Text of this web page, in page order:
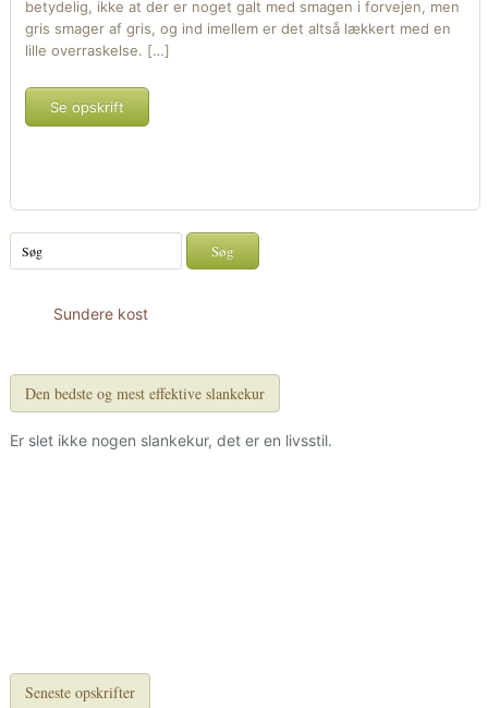
betydelig, ikke at der er noget galt med smagen i forvejen, men
gris smager af gris, og ind imellem er det altså lækkert med en
lille overraskelse. […]
Se opskrift
Sundere kost
Den bedste og mest effektive slankekur
Er slet ikke nogen slankekur, det er en livsstil.
Seneste opskrifter